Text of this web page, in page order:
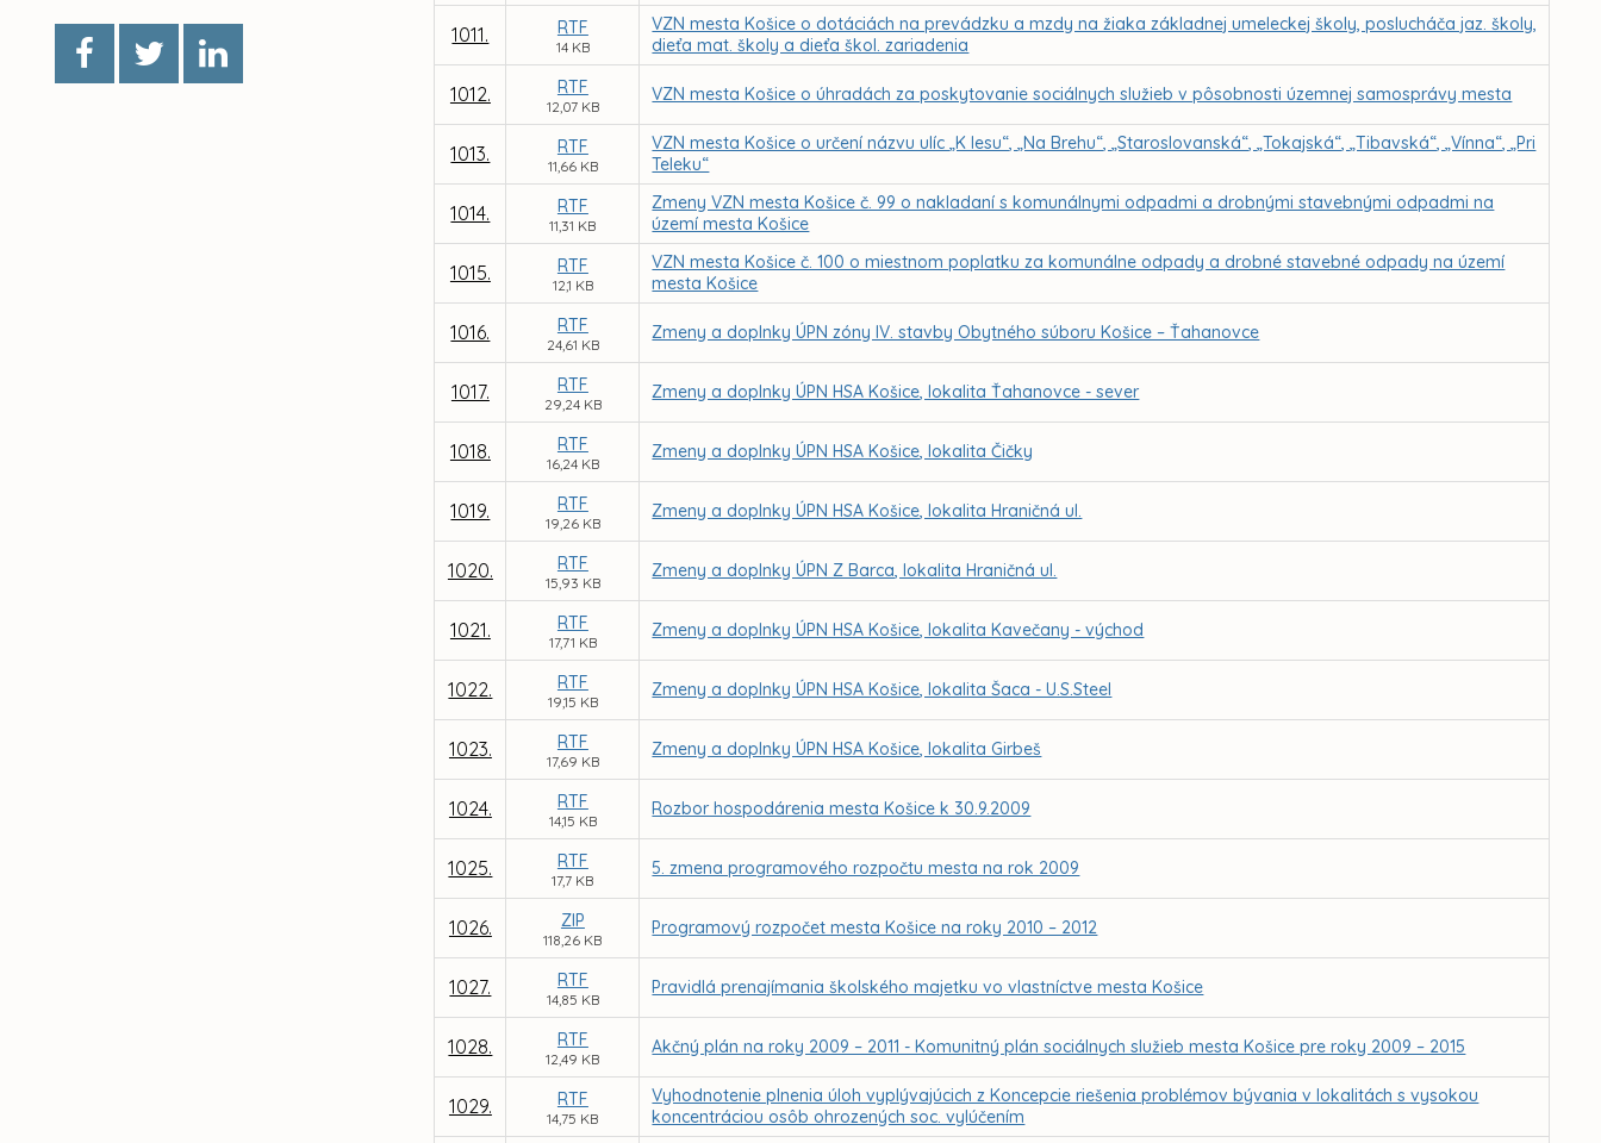
1011. RTF
14 KB
VZN mesta Košice o dotáciách na prevádzku a mzdy na žiaka základnej umeleckej školy, poslucháča jaz. školy,
dieťa mat. školy a dieťa škol. zariadenia
1012. RTF
12,07 KB
VZN mesta Košice o úhradách za poskytovanie sociálnych služieb v pôsobnosti územnej samosprávy mesta
1013. RTF
11,66 KB
VZN mesta Košice o určení názvu ulíc „K lesu“, „Na Brehu“, „Staroslovanská“, „Tokajská“, „Tibavská“, „Vínna“, „Pri
Teleku“
1014. RTF
11,31 KB
Zmeny VZN mesta Košice č. 99 o nakladaní s komunálnymi odpadmi a drobnými stavebnými odpadmi na
území mesta Košice
1015. RTF
12,1 KB
VZN mesta Košice č. 100 o miestnom poplatku za komunálne odpady a drobné stavebné odpady na území
mesta Košice
1016. RTF
24,61 KB
Zmeny a doplnky ÚPN zóny IV. stavby Obytného súboru Košice – Ťahanovce
1017. RTF
29,24 KB
Zmeny a doplnky ÚPN HSA Košice, lokalita Ťahanovce - sever
1018. RTF
16,24 KB
Zmeny a doplnky ÚPN HSA Košice, lokalita Čičky
1019. RTF
19,26 KB
Zmeny a doplnky ÚPN HSA Košice, lokalita Hraničná ul.
1020. RTF
15,93 KB
Zmeny a doplnky ÚPN Z Barca, lokalita Hraničná ul.
1021. RTF
17,71 KB
Zmeny a doplnky ÚPN HSA Košice, lokalita Kavečany - východ
1022. RTF
19,15 KB
Zmeny a doplnky ÚPN HSA Košice, lokalita Šaca - U.S.Steel
1023. RTF
17,69 KB
Zmeny a doplnky ÚPN HSA Košice, lokalita Girbeš
1024. RTF
14,15 KB
Rozbor hospodárenia mesta Košice k 30.9.2009
1025. RTF
17,7 KB
5. zmena programového rozpočtu mesta na rok 2009
1026. ZIP
118,26 KB
Programový rozpočet mesta Košice na roky 2010 – 2012
1027. RTF
14,85 KB
Pravidlá prenajímania školského majetku vo vlastníctve mesta Košice
1028. RTF
12,49 KB
Akčný plán na roky 2009 – 2011 - Komunitný plán sociálnych služieb mesta Košice pre roky 2009 – 2015
1029. RTF
14,75 KB
Vyhodnotenie plnenia úloh vyplývajúcich z Koncepcie riešenia problémov bývania v lokalitách s vysokou
koncentráciou osôb ohrozených soc. vylúčením